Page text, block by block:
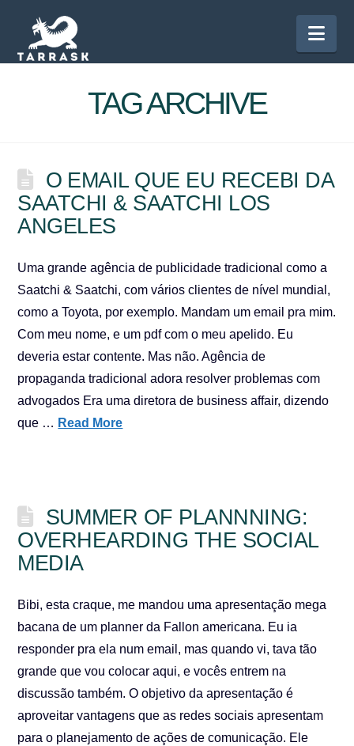
TAG ARCHIVE
O EMAIL QUE EU RECEBI DA
SAATCHI & SAATCHI LOS
ANGELES
Uma grande agência de publicidade tradicional como a
Saatchi & Saatchi, com vários clientes de nível mundial,
como a Toyota, por exemplo. Mandam um email pra mim.
Com meu nome, e um pdf com o meu apelido. Eu
deveria estar contente. Mas não. Agência de
propaganda tradicional adora resolver problemas com
advogados Era uma diretora de business affair, dizendo
que … Read More
SUMMER OF PLANNNING:
OVERHEARDING THE SOCIAL
MEDIA
Bibi, esta craque, me mandou uma apresentação mega
bacana de um planner da Fallon americana. Eu ia
responder pra ela num email, mas quando vi, tava tão
grande que vou colocar aqui, e vocês entrem na
discussão também. O objetivo da apresentação é
aproveitar vantagens que as redes sociais apresentam
para o planejamento de ações de comunicação. Ele